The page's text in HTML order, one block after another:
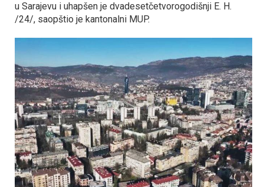
u Sarajevu i uhapšen je dvadesetčetvorogodišnji E. H.
/24/, saopštio je kantonalni MUP.